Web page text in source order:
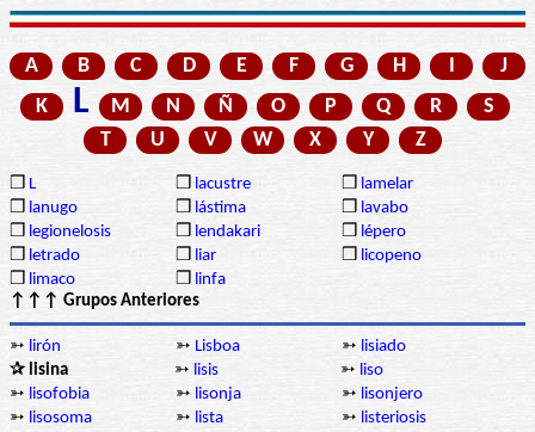
A B C D E F G H I
J
K
L M N Ñ O P Q R
S
T
U V W X Y Z
❒ L ❒ lacustre ❒ lamelar
❒ lanugo ❒ lástima ❒ lavabo
❒ legionelosis ❒ lendakari ❒ lépero
❒ letrado ❒ liar ❒ licopeno
❒ limaco ❒ linfa
↑↑↑ Grupos Anteriores
➳ lirón ➳ Lisboa ➳ lisiado
✰ lisina
➳ lisis ➳ liso
➳ lisofobia ➳ lisonja ➳ lisonjero
➳ lisosoma ➳ lista ➳ listeriosis